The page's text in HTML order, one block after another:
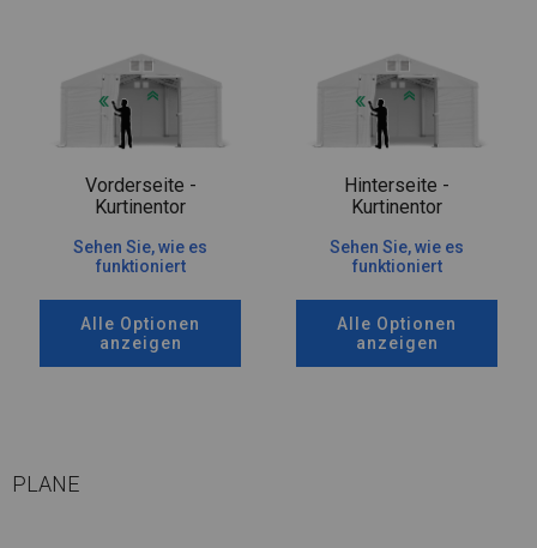
Vorderseite -
Kurtinentor
Sehen Sie, wie es
funktioniert
Alle Optionen
anzeigen
Hinterseite -
Kurtinentor
Sehen Sie, wie es
funktioniert
Alle Optionen
anzeigen
PLANE